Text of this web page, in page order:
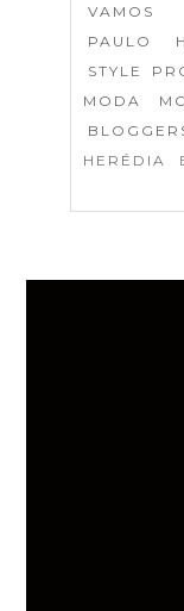
VAMOS
PAULO
STYLE
MODA
HERÉDIA